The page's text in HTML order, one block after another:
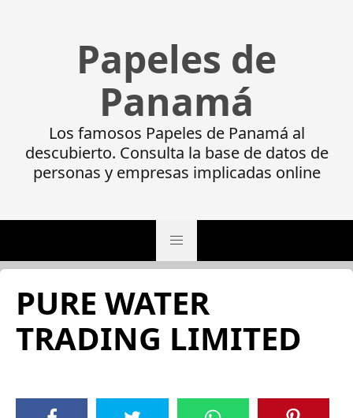
Papeles de
Panamá
Los famosos Papeles de Panamá al
descubierto. Consulta la base de datos de
personas y empresas implicadas online
PURE WATER
TRADING LIMITED